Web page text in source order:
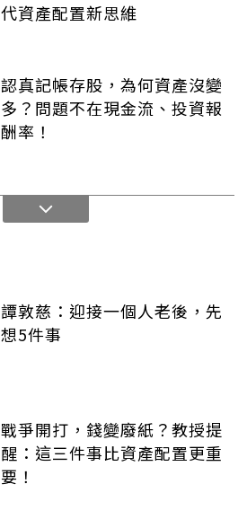
代資產配置新思維
認真記帳存股，為何資產沒變
多？問題不在現金流、投資報
酬率！
譚敦慈：迎接一個人老後，先
想5件事
戰爭開打，錢變廢紙？教授提
醒：這三件事比資產配置更重
要！